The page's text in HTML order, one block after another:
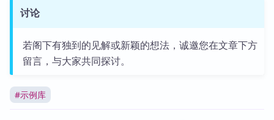
讨论
若阁下有独到的见解或新颖的想法，诚邀您在文章下方
留言，与大家共同探讨。
#示例库